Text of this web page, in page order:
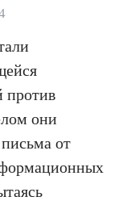
против
они
от